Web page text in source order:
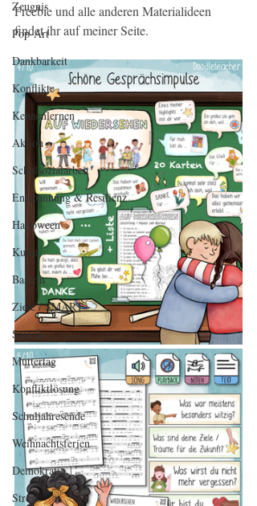
Zeugnis
Pop-Art
Dankbarkeit
Konflikte
Kennenlernen
Aktion
Schulsozialarbeit
Entspannung & Resilienz
Halloween
Kunst
Basteln
Ziele / SMART
Sale 🥳
Muttertag
Konfliktlösung
Schuljahresende
Weihnachtsferien
Demokratie
Stress
Freebie und alle anderen Materialideen
findet ihr auf meiner Seite.